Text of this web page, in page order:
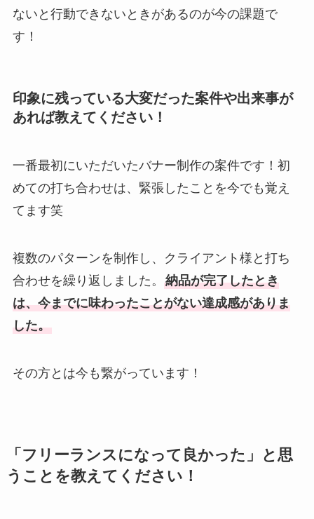
ないと行動できないときがあるのが今の課題で
す！
印象に残っている大変だった案件や出来事が
あれば教えてください！
一番最初にいただいたバナー制作の案件です！初
めての打ち合わせは、緊張したことを今でも覚え
てます笑
複数のパターンを制作し、クライアント様と打ち
合わせを繰り返しました。 納品が完了したとき
は、今までに味わったことがない達成感がありま
した。
その方とは今も繋がっています！
「フリーランスになって良かった」と思
うことを教えてください！